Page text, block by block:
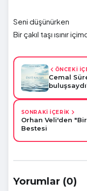
Seni düşünürken
Bir çakıl taşı ısınır
ÖNCEKİ
Cemal
SONRAKİ İÇERİK
Orhan Veli'den
Bestesi
Yorumlar (0)